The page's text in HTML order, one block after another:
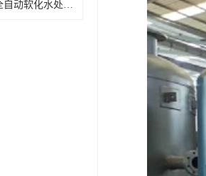
石家庄销售 全自动软化水处理器